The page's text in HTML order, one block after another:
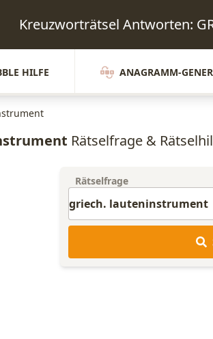
Kreuzworträtsel Antworten:
HILFE ANAGRAMM-
Rätselfrage &
Rätselfrage